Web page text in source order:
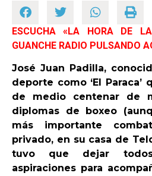
ESCUCHA «LA HORA DE
GUANCHE RADIO PULSANDO
José Juan Padilla,
deporte como ‘El
de medio centenar de
diplomas de boxeo
más importante
privado, en su casa de
tuvo que dejar
aspiraciones para